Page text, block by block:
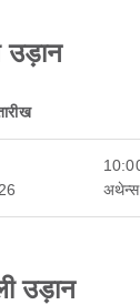
अथेन्स
उड़ान